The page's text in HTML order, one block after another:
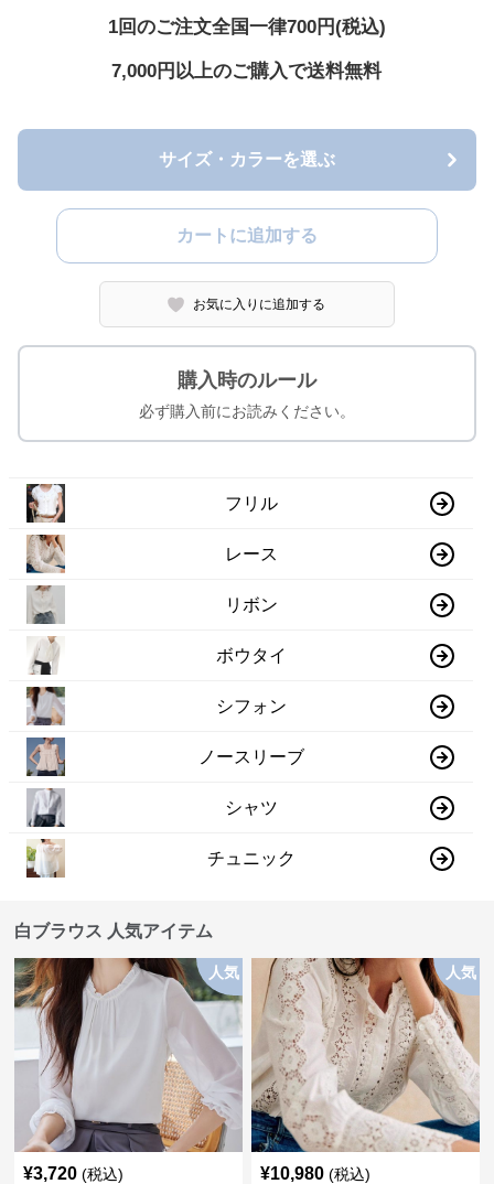
1回のご注文全国一律700円(税込)
7,000円以上のご購入で送料無料
サイズ・カラーを選ぶ
カートに追加する
お気に入りに追加する
購入時のルール
必ず購入前にお読みください。
フリル
レース
リボン
ボウタイ
シフォン
ノースリーブ
シャツ
チュニック
白ブラウス 人気アイテム
人気
¥3,720 (税込)
人気
¥10,980 (税込)